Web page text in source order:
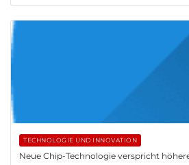
TECHNOLOGIE UND INNOVATION
Neue Chip-Technologie verspricht